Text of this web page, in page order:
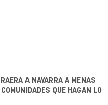
A NAVARRA A MENAS
QUE HAGAN LO